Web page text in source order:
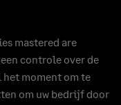
mastered are
controle over de
het moment om te
om uw bedrijf door